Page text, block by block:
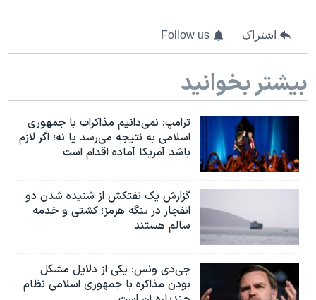
اشتراک Follow us
بیشتر بخوانید
ترامپ: نمی‌دانیم مذاکرات با جمهوری
اسلامی به نتیجه می‌رسد یا نه؛ اگر لازم
باشد آمریکا آماده اقدام است
گزارش یک نفتکش از شنیده شدن دو
انفجار در تنگه هرمز؛ کشتی و خدمه
سالم هستند
جی‌دی ونس: یکی از دلایل مشکل
بودن مذاکره با جمهوری اسلامی نظام